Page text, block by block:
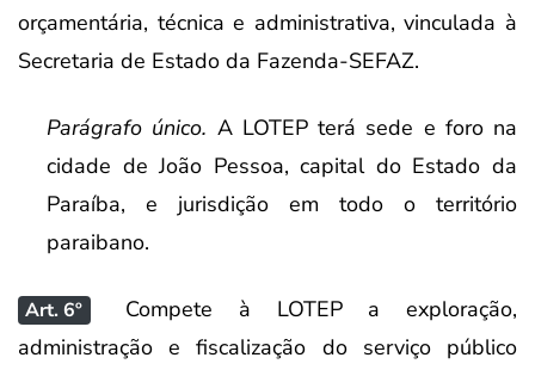
orçamentária, técnica e administrativa, vinculada à
Secretaria de Estado da Fazenda-SEFAZ.
Parágrafo único. A LOTEP terá sede e foro na
cidade de João Pessoa, capital do Estado da
Paraíba, e jurisdição em todo o território
paraibano.
Art. 6º
Compete à LOTEP a exploração,
administração e fiscalização do serviço público